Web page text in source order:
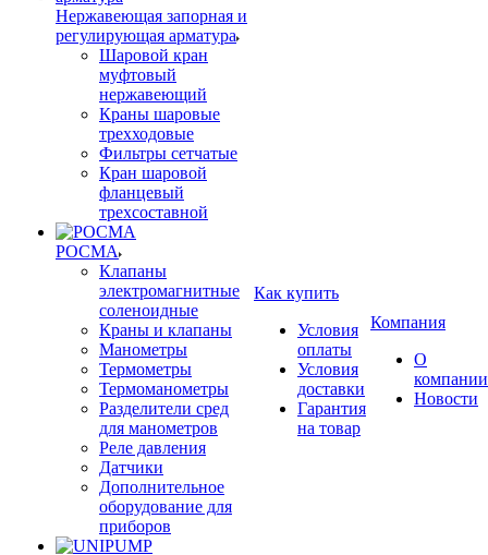
Нержавеющая запорная и
регулирующая арматура
Шаровой кран
муфтовый
нержавеющий
Краны шаровые
трехходовые
Фильтры сетчатые
Кран шаровой
фланцевый
трехсоставной
РОСМА
Клапаны
электромагнитные
соленоидные
Краны и клапаны
Манометры
Термометры
Термоманометры
Разделители сред
для манометров
Реле давления
Датчики
Дополнительное
оборудование для
приборов
Как купить
Условия
оплаты
Условия
доставки
Гарантия
на товар
Компания
О
компании
Новости